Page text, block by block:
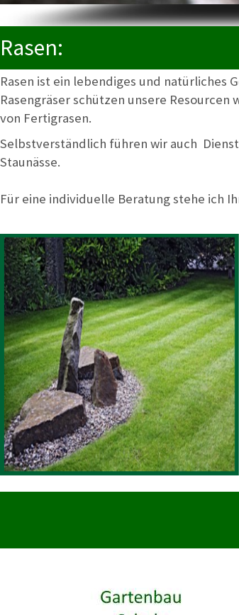
Rasen:
Rasen ist ein lebendiges und natürliches
Rasengräser schützen unsere
von Fertigrasen.
Selbstverständlich führen wir auch
Staunässe.
Für eine individuelle Beratung stehe ich